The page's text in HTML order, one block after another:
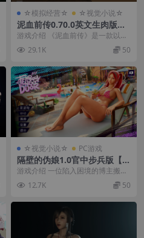
☆模拟经营☆ ☆视觉小说☆
泥血前传0.70.0英文生肉版
【PC+安卓模拟器+3D欧美经
营类RPG大作/沙盒/开放类/奴
隶/生肉】/MudBlood Prolo
游戏介绍 《泥血前传》是一款以中
世纪奇幻世界为背景的成人沙盒经
营游戏。在游戏中，...
29.1K 50
☆视觉小说☆ PC游戏
隔壁的伪娘1.0官中步兵版【P
C+安卓模拟器+欧美SLG/精品
沙盒/扶她】/Femboy Next
Door【3.47G】
游戏介绍 一位陷入困境的博主搬进
了一栋豪华的女性化网红住宅，以
创作内容——并暗中...
12.7K 50